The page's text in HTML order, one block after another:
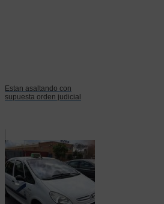
Estan asaltando con
supuesta orden judicial